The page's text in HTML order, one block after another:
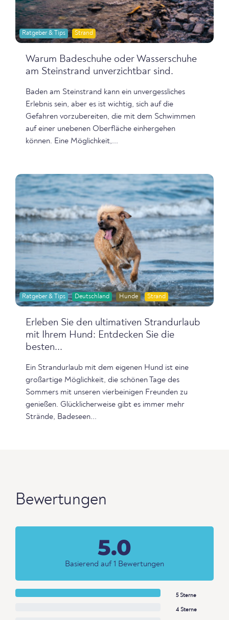
Ratgeber & Tips Strand
Warum Badeschuhe oder Wasserschuhe
am Steinstrand unverzichtbar sind.
Baden am Steinstrand kann ein unvergessliches
Erlebnis sein, aber es ist wichtig, sich auf die
Gefahren vorzubereiten, die mit dem Schwimmen
auf einer unebenen Oberfläche einhergehen
können. Eine Möglichkeit,...
Ratgeber & Tips Deutschland Hunde Strand
Erleben Sie den ultimativen Strandurlaub
mit Ihrem Hund: Entdecken Sie die
besten...
Ein Strandurlaub mit dem eigenen Hund ist eine
großartige Möglichkeit, die schönen Tage des
Sommers mit unseren vierbeinigen Freunden zu
genießen. Glücklicherweise gibt es immer mehr
Strände, Badeseen...
Bewertungen
5.0
Basierend auf 1 Bewertungen
5 Sterne
4 Sterne